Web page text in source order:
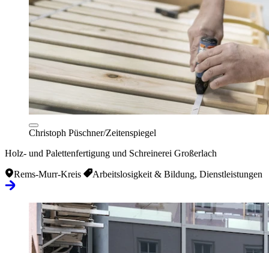
Christoph Püschner/Zeitenspiegel
Holz- und Palettenfertigung und Schreinerei Großerlach
Rems-Murr-Kreis Arbeitslosigkeit & Bildung, Dienstleistungen